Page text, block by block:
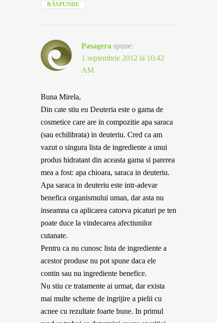
RĂSPUNDE
Pasagera spune:
1 septembrie 2012 la 10:42
AM
Buna Mirela,
Din cate stiu eu Deuteria este o gama de
cosmetice care are in compozitie apa saraca
(sau echilibrata) in deuteriu. Cred ca am
vazut o singura lista de ingrediente a unui
produs hidratant din aceasta gama si parerea
mea a fost: apa chioara, saraca in deuteriu.
Apa saraca in deuteriu este intr-adevar
benefica organismului uman, dar asta nu
inseamna ca aplicarea catorva picaturi pe ten
poate duce la vindecarea afectiunilor
cutanate.
Pentru ca nu cunosc lista de ingrediente a
acestor produse nu pot spune daca ele
contin sau nu ingrediente benefice.
Nu stiu ce tratamente ai urmat, dar exista
mai multe scheme de ingrijire a pielii cu
acnee cu rezultate foarte bune. In primul